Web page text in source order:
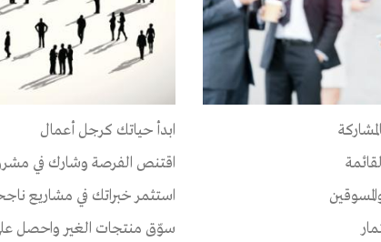
ابدأ حياتك كرجل أعمال
اقتنص الفرصة وشارك في
استثمر خبراتك في مشاريع
سوّق منتجات الغير واحصل
-الشرقية